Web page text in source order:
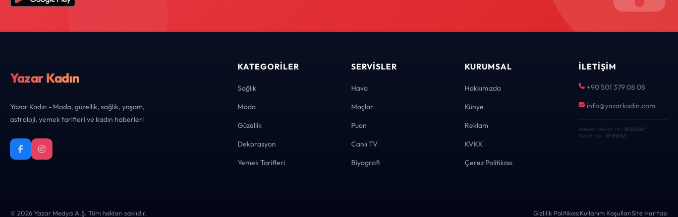
Yazar Kadın
Yazar Kadın - Moda, güzellik, sağlık, yaşam,
astroloji, yemek tarifleri ve kadın haberleri
KATEGORILER
Sağlık
Moda
Güzellik
Dekorasyon
Yemek Tarifleri
SERVISLER
Hava
Maçlar
Puan
Canlı TV
Biyografi
KURUMSAL
Hakkımızda
Künye
Reklam
KVKK
Çerez Politikası
İLETIŞIM
+90 501 379 08 08
info@yazarkadin.com
eNews · Geliştirici KEYDAL·
Developer KEYDAL
© 2026 Yazar Medya A.Ş. Tüm hakları saklıdır. Gizlilik PolitikasıKullanım KoşullarıSite Haritası